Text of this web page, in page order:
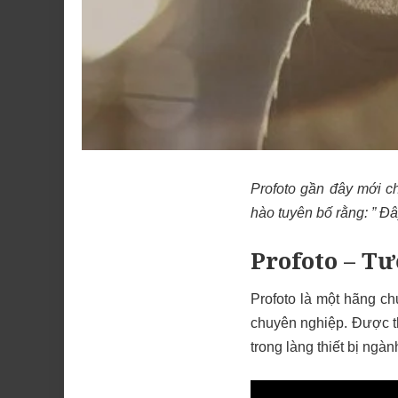
Profoto gần đây mới
hào tuyên bố rằng: ”
Profoto –
Profoto là một hãng
chuyên nghiệp. Được
trong làng thiết bị